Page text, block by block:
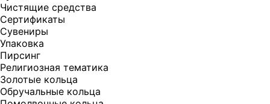
Чистящие средства
Сертификаты
Сувениры
Упаковка
Пирсинг
Религиозная тематика
Золотые кольца
Обручальные кольца